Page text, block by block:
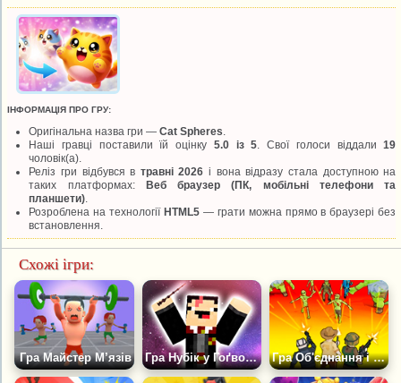
ІНФОРМАЦІЯ ПРО ГРУ:
Оригінальна назва гри —Cat Spheres
Наші гравці поставили їй оцінку 5.0 із 5 . Свої голоси віддали19
чоловік(а).
Реліз гри відбувся в травні 2026 і вона відразу стала доступною на
таких платформах: Веб браузер (ПК, мобільні телефони та
планшети)
Розроблена на технології HTML5— грати можна прямо в браузері без
встановлення.
Схожі ігри:
Гра Майстер М’язів Гра Нубік у Гоґвортсі: Злиття Магії Гра Об'єднання і Виживання: Війна Зомбі